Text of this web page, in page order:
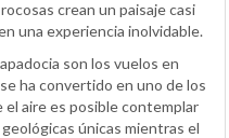
crean un paisaje casi
una experiencia inolvidable.
son los vuelos en
ha convertido en uno de los
aire es posible contemplar
únicas mientras el